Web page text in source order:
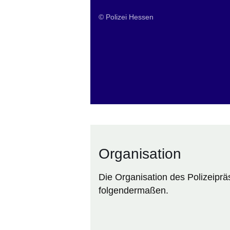
© Polizei Hessen
Organisation
Die Organisation des
folgendermaßen.